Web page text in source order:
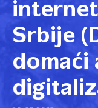
Srbije
domaći